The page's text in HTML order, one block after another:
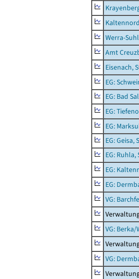
Werra-
Amt
Eisenach,
EG:
EG: Bad
EG:
EG:
EG: Geisa,
EG: Ruhla,
EG:
EG:
VG:
VG: Berka/
VG: